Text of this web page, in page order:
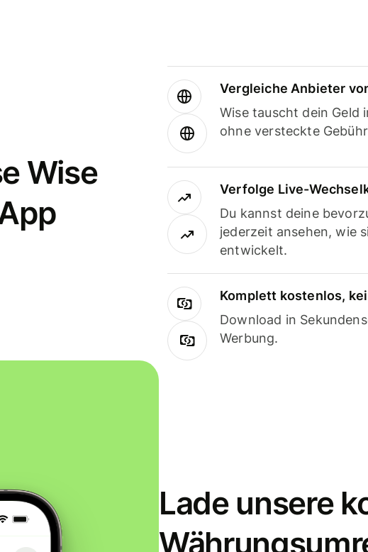
Wise
Vergleiche Anbieter
Wise tauscht dein Geld
ohne versteckte
Verfolge Live-
Du kannst deine
jederzeit ansehen, wie
entwickelt.
Komplett kostenlos,
Download in
Werbung.
Lade unsere